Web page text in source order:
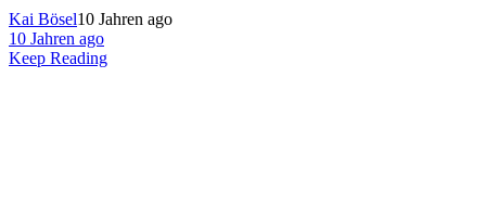
Kai Bösel10 Jahren ago
10 Jahren ago
Keep Reading